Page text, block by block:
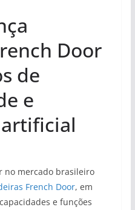
Door
de
e
no mercado brasileiro
French Door, em
e funções